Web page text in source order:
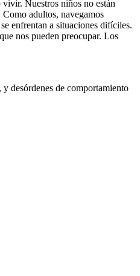
Nuestros niños no están
adultos, navegamos
enfrentan a situaciones difíciles.
nos pueden preocupar. Los
desórdenes de comportamiento